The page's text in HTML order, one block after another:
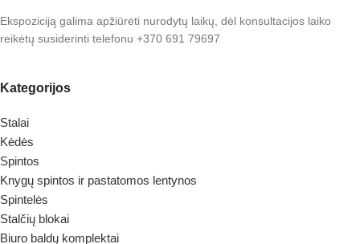
Ekspoziciją galima apžiūrėti nurodytų laikų, dėl konsultacijos laiko
reikėtų susiderinti telefonu +370 691 79697
Kategorijos
Stalai
Kėdės
Spintos
Knygų spintos ir pastatomos lentynos
Spintelės
Stalčių blokai
Biuro baldų komplektai